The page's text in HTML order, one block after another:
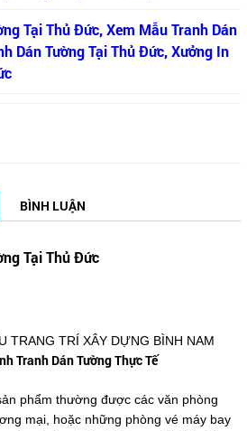
Tại Thủ Đức, Xem Mẫu Tranh Dán
Dán Tường Tại Thủ Đức, Xưởng In
BÌNH LUẬN
Tại Thủ Đức
Tranh Dán Tường Thực Tế
phẩm thường được các văn phòng
mại, hoặc những phòng vé máy bay